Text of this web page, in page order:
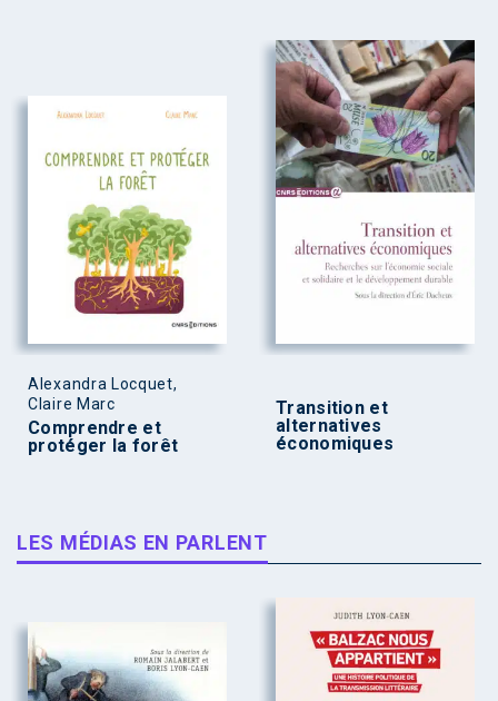
Alexandra Locquet,
Claire Marc
Comprendre et
protéger la forêt
Transition et
alternatives
économiques
LES MÉDIAS EN PARLENT